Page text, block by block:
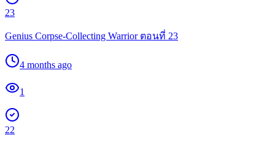
23
Genius Corpse-Collecting Warrior ตอนที่ 23
4 months ago
1
22